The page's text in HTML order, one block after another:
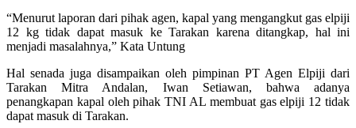
“Menurut laporan dari pihak agen, kapal yang mengangkut gas elpiji
12 kg tidak dapat masuk ke Tarakan karena ditangkap, hal ini
menjadi masalahnya,” Kata Untung
Hal senada juga disampaikan oleh pimpinan PT Agen Elpiji dari
Tarakan Mitra Andalan, Iwan Setiawan, bahwa adanya
penangkapan kapal oleh pihak TNI AL membuat gas elpiji 12 tidak
dapat masuk di Tarakan.